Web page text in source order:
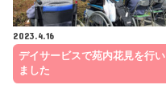
2023.4.16
デイサービスで苑内花見を行い
ました